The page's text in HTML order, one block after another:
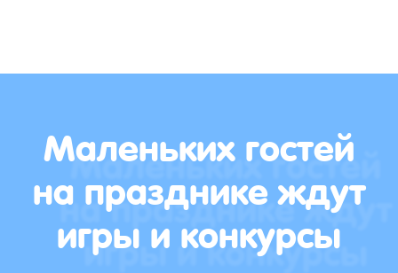
Маленьких гостей
на празднике ждут
игры и конкурсы